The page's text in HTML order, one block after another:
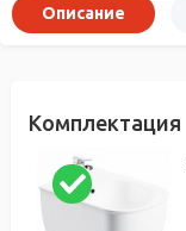
Описание
Комплектация